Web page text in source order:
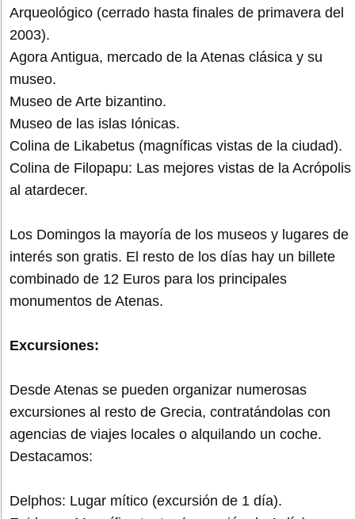
Arqueológico (cerrado hasta finales de primavera del
2003).
Agora Antigua, mercado de la Atenas clásica y su
museo.
Museo de Arte bizantino.
Museo de las islas Iónicas.
Colina de Likabetus (magníficas vistas de la ciudad).
Colina de Filopapu: Las mejores vistas de la Acrópolis
al atardecer.
Los Domingos la mayoría de los museos y lugares de
interés son gratis. El resto de los días hay un billete
combinado de 12 Euros para los principales
monumentos de Atenas.
Excursiones:
Desde Atenas se pueden organizar numerosas
excursiones al resto de Grecia, contratándolas con
agencias de viajes locales o alquilando un coche.
Destacamos:
Delphos: Lugar mítico (excursión de 1 día).